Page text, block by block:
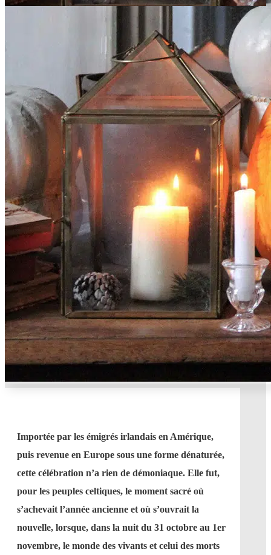
Importée par les émigrés irlandais en Amérique,
puis revenue en Europe sous une forme dénaturée,
cette célébration n’a rien de démoniaque. Elle fut,
pour les peuples celtiques, le moment sacré où
s’achevait l’année ancienne et où s’ouvrait la
nouvelle, lorsque, dans la nuit du 31 octobre au 1er
novembre, le monde des vivants et celui des morts